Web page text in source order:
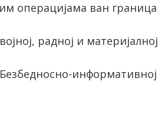
операцијама ван граница
радној и материјалној
информативној